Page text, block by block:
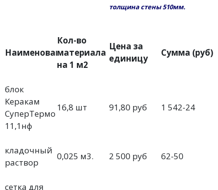
толщина стены 510мм.
Наименоване
Кол-во
материала
на 1 м2
Цена за
единицу
Сумма (руб)
блок
Керакам
СуперТермо
11,1нф
16,8 шт 91,80 руб 1 542-24
кладочный
раствор
0,025 м3. 2 500 руб 62-50
сетка для